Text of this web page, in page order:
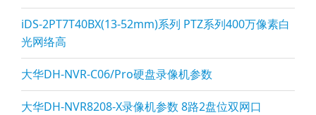
iDS-2PT7T40BX(13-52mm)系列 PTZ系列400万像素白
光网络高
大华DH-NVR-C06/Pro硬盘录像机参数
大华DH-NVR8208-X录像机参数 8路2盘位双网口